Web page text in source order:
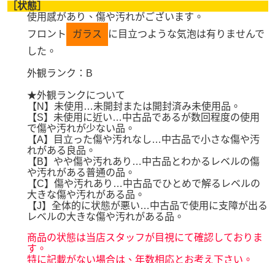
［状態］
使用感があり、傷や汚れがございます。
フロント
ガラス
に目立つような気泡は有りませんで
した。
外観ランク：B
★外観ランクについて
【N】未使用…未開封または開封済み未使用品。
【S】未使用に近い…中古品であるが数回程度の使用
で傷や汚れが少ない品。
【A】目立った傷や汚れなし…中古品で小さな傷や汚
れがある良品。
【B】やや傷や汚れあり…中古品とわかるレベルの傷
や汚れがある普通の品。
【C】傷や汚れあり…中古品でひとめで解るレベルの
大きな傷や汚れがある品。
【J】全体的に状態が悪い…中古品で使用に支障が出る
レベルの大きな傷や汚れがある品。
商品の状態は当店スタッフが目視にて確認しておりま
す。
特に記載がない場合は、年数相応とお考え下さい。